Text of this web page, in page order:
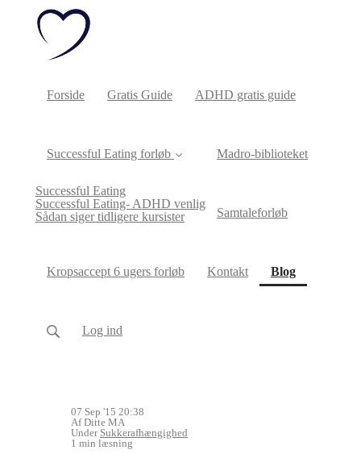
Forside Gratis Guide ADHD gratis guide
Successful Eating forløb
Successful Eating
Successful Eating- ADHD venlig
Sådan siger tidligere kursister
Madro-biblioteket
Samtaleforløb
Kropsaccept 6 ugers forløb Kontakt Blog(current)
Log ind
07 Sep '15 20:38
Af Ditte MA
Under Sukkerafhængighed
1 min læsning